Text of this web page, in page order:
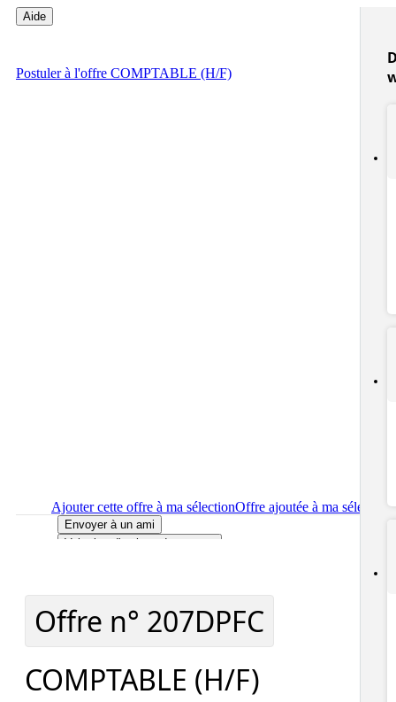
Aide
Postulerà l'offre COMPTABLE (H/F)
Ajouter cette offre à ma sélectionOffre ajoutée à ma sélection
Envoyer à un ami
Voir plus d'options de partage
Offre n° 207DPFC
COMPTABLE (H/F)